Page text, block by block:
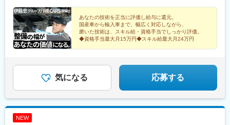
埼玉県・茨城県・栃木県・群馬県）北陸・甲信越（石川県・福井
県・長野県・新潟県）東海（愛知県・静岡県・岐阜県・三重県）
関西（大阪府・京都府・兵庫県・滋賀県・奈良県・和歌山県）中
国（広島県・岡山県・山口県）四国（徳島県・香川県・愛媛県・
高知県）九州（福岡県・熊本県・佐賀県・長崎県・大分県・宮崎
のみ可／店舗により異なります）
あなたの技術を正当に評価し給与に還元。
国産車から輸入車まで、幅広く対応しながら、
磨いた技術は、スキル給・資格手当でしっかり評価。
◆資格手当最大月15万円◆スキル給最大月24万円
気になる 応募する
NEW